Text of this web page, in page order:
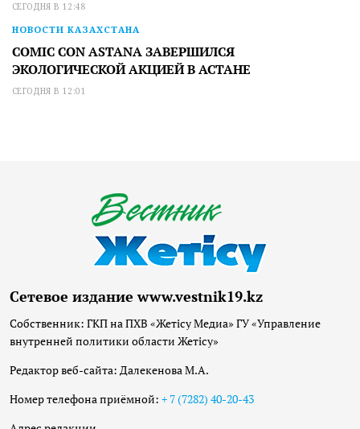
СЕГОДНЯ В 12:48
НОВОСТИ КАЗАХСТАНА
COMIC CON ASTANA ЗАВЕРШИЛСЯ
ЭКОЛОГИЧЕСКОЙ АКЦИЕЙ В АСТАНЕ
СЕГОДНЯ В 12:01
Сетевое издание www.vestnik19.kz
Собственник: ГКП на ПХВ «Жетісу Медиа» ГУ «Управление
внутренней политики области Жетісу»
Редактор веб-сайта: Далекенова М.А.
Номер телефона приёмной: + 7 (7282) 40-20-43